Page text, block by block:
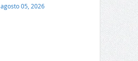
agosto 05, 2026